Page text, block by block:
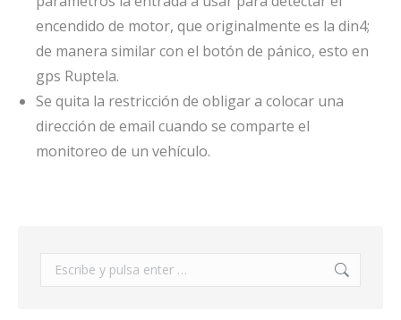
encendido de motor, que originalmente es la din4;
de manera similar con el botón de pánico, esto en
gps Ruptela.
Se quita la restricción de obligar a colocar una
dirección de email cuando se comparte el
monitoreo de un vehículo.
Buscar: